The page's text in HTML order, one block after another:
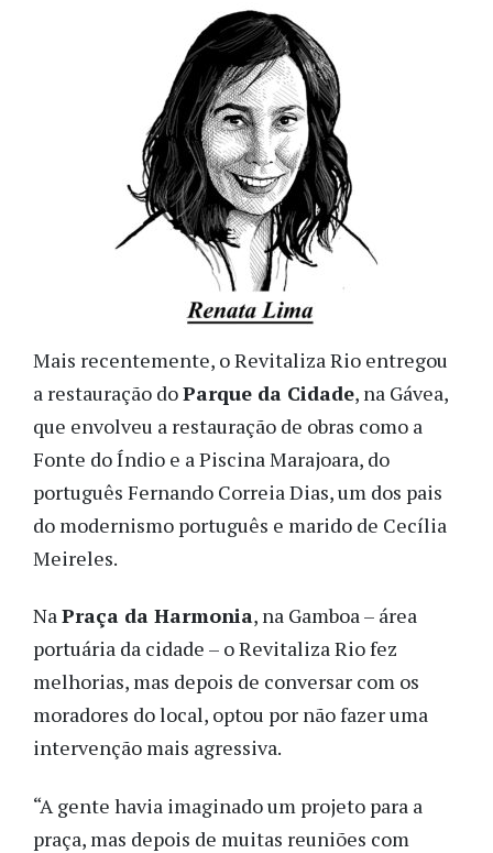
Mais recentemente, o Revitaliza Rio entregou
a restauração doParque da Cidade, na Gávea,
que envolveu a restauração de obras como a
Fonte do Índio e a Piscina Marajoara, do
português Fernando Correia Dias, um dos pais
do modernismo português e marido de Cecília
Meireles.
NaPraça da Harmonia, na Gamboa – área
portuária da cidade – o Revitaliza Rio fez
melhorias, mas depois de conversar com os
moradores do local, optou por não fazer uma
intervenção mais agressiva.
“A gente havia imaginado um projeto para a
praça, mas depois de muitas reuniões com